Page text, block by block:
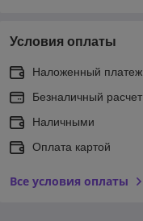
Условия оплаты
Наложенный платеж
Безналичный расчет
Наличными
Оплата картой
Все условия оплаты